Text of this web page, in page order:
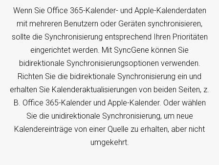
Wenn Sie Office 365-Kalender- und Apple-Kalenderdaten
mit mehreren Benutzern oder Geräten synchronisieren,
sollte die Synchronisierung entsprechend Ihren Prioritäten
eingerichtet werden. Mit SyncGene können Sie
bidirektionale Synchronisierungsoptionen verwenden.
Richten Sie die bidirektionale Synchronisierung ein und
erhalten Sie Kalenderaktualisierungen von beiden Seiten, z.
B. Office 365-Kalender und Apple-Kalender. Oder wählen
Sie die unidirektionale Synchronisierung, um neue
Kalendereinträge von einer Quelle zu erhalten, aber nicht
umgekehrt.